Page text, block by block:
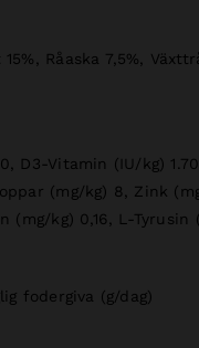
Råaska 7,5%,
D3-Vitamin (IU/kg)
(mg/kg) 8, Zink
(mg/kg) 0,16, L-Tyrusin
fodergiva (g/dag)